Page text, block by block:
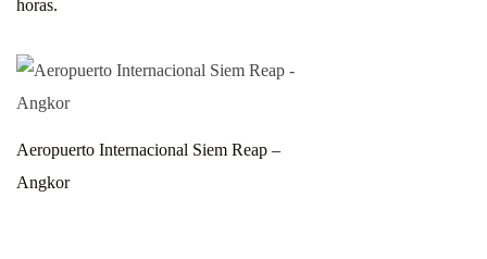
horas.
Aeropuerto Internacional Siem Reap –
Angkor